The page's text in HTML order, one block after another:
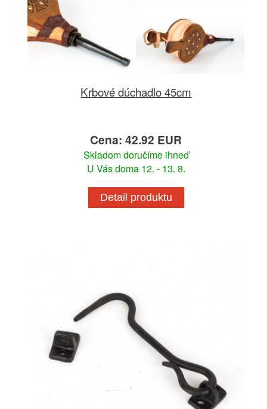
Krbové dúchadlo 45cm
Cena: 42.92 EUR
Skladom doručíme ihneď
U Vás doma 12. - 13. 8.
Detail produktu